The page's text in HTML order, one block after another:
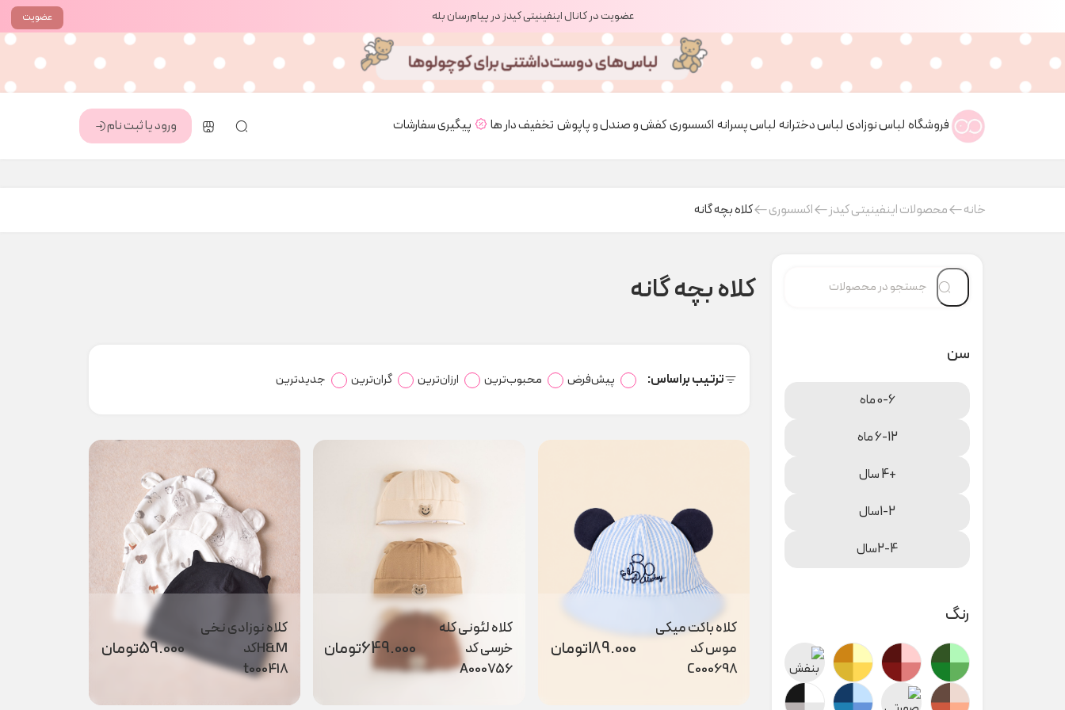
عضویت عضویت در کانال اینفینیتی کیدز در پیام‌رسان بله
فروشگاه لباس نوزادی لباس دخترانه لباس پسرانه اکسسوریکفش و صندل و پاپوش تخفیف دار ها پیگیری سفارشات ورود یا ثبت نام
خانه محصولات اینفینیتی کیدز اکسسوری کلاه بچه گانه
سن
0-6 ماه
6-12 ماه
+4 سال
1-2سال
2-4سال
رنگ
کلاه بچه گانه
ترتیب براساس: پیش‌فرض محبوب‌ترین ارزان‌ترین گران‌ترین جدیدترین
کلاه باکت میکی
موس کد
C000698
189.000تومان
کلاه لئونی کله
خرسی کد
A000756
649.000تومان
کلاه نوزادی نخی
H&Mکد
t000418
59.000تومان